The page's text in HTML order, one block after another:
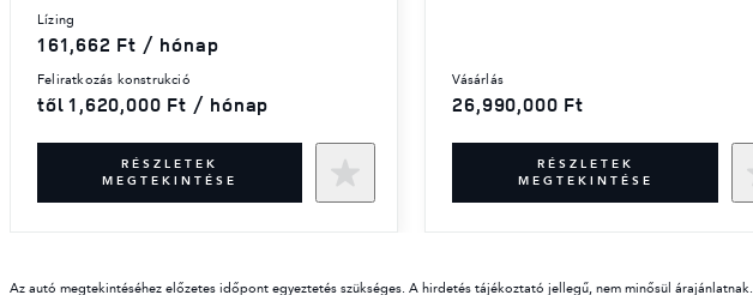
lízing
161,662 Ft / hónap
feliratkozás konstrukció
től 1,620,000 Ft / hónap
RÉSZLETEK
MEGTEKINTÉSE
vásárlás
26,990,000 Ft
RÉSZLETEK
MEGTEKINTÉSE
Az autó megtekintéséhez előzetes időpont egyeztetés szükséges. A hirdetés tájékoztató jellegű, nem minősül árajánlatnak.